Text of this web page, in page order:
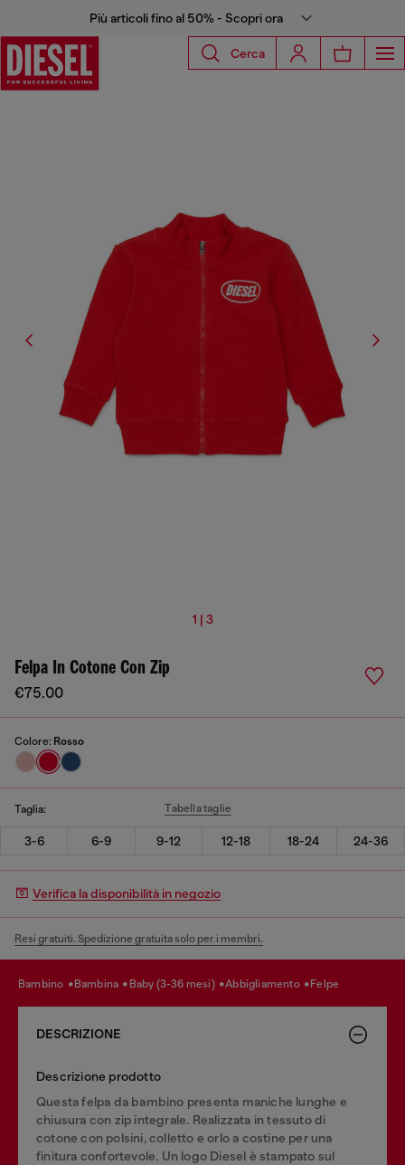
Più articoli fino al 50% - Scopri ora
Cerca
1 | 3
Felpa In Cotone Con Zip
€75.00
Colore: Rosso
Taglia: Tabella taglie
3-6 6-9 9-12 12-18 18-24 24-36
Verifica la disponibilità in negozio
Resi gratuiti. Spedizione gratuita solo per i membri.
bambino bambina baby (3-36 mesi) abbigliamento felpe
DESCRIZIONE
Descrizione prodotto
Questa felpa da bambino presenta maniche lunghe e
chiusura con zip integrale. Realizzata in tessuto di
cotone con polsini, colletto e orlo a costine per una
finitura confortevole. Un logo Diesel è stampato sul